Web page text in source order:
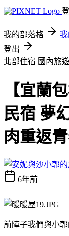
我的部落格
登出
北部住宿 國內旅
【宜蘭
民宿 夢
肉重返
6年前
前陣子我們與小